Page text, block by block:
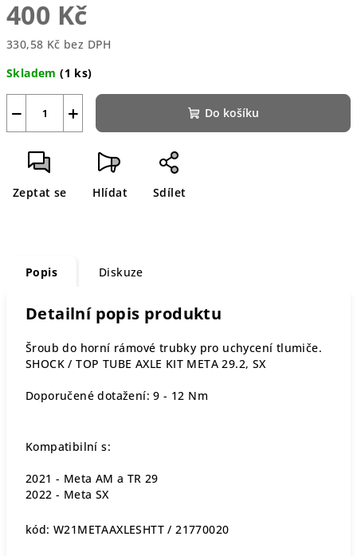
400 Kč
330,58 Kč bez DPH
cena:
Skladem(1 ks)
+
− Do košíku
Zeptat se Hlídat Sdílet
Popis Diskuze
Detailní popis produktu
Šroub do horní rámové trubky pro uchycení tlumiče.
SHOCK / TOP TUBE AXLE KIT META 29.2, SX
Doporučené dotažení: 9 - 12 Nm
Kompatibilní s:
2021 - Meta AM a TR 29
2022 - Meta SX
kód: W21METAAXLESHTT / 21770020